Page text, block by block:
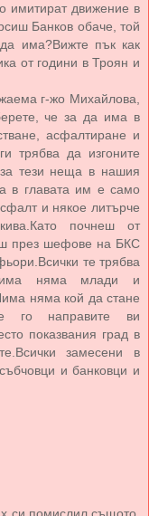
имитират движение в
Банков обаче, той
има?Вижте пък как
от години в Троян и
г-жо Михайлова,
че за да има в
асфалтиране и
трябва да изгоните
за тези неща в нашия
в главата им е само
и някое литърче
почнеш от
през шефове на БКС
те трябва
няма млади и
няма кой да стане
го направите ви
показвания град в
замесени в
и банковци и